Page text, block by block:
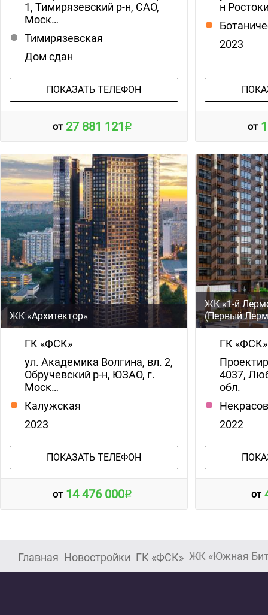
1, Тимирязевский р-н, САО,
Моск…
Тимирязевская
Дом сдан
ПОКАЗАТЬ ТЕЛЕФОН
от 27 881 121
н
2023
от
ЖК «Архитектор»
ГК «ФСК»
ул. Академика Волгина, вл. 2,
Обручевский р-н, ЮЗАО, г.
Моск…
Калужская
2023
ПОКАЗАТЬ ТЕЛЕФОН
от 14 476 000
ЖК «1-й
(Первый
ГК «ФСК»
4037,
обл.
2022
от
Главная Новостройки ГК «ФСК» ЖК «Южная